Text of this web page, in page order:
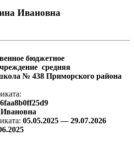
Ивановна
бюджетное
средняя
№ 438 Приморского района
05.05.2025 — 29.07.2026